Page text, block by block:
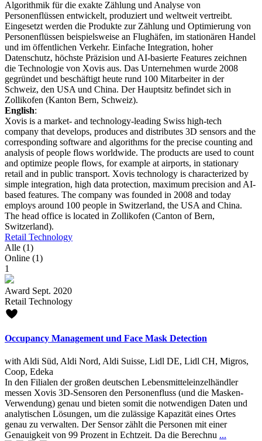
Algorithmik für die exakte Zählung und Analyse von
Personenflüssen entwickelt, produziert und weltweit vertreibt.
Eingesetzt werden die Produkte zur Zählung und Optimierung von
Personenflüssen beispielsweise an Flughäfen, im stationären Handel
und im öffentlichen Verkehr. Einfache Integration, hoher
Datenschutz, höchste Präzision und AI-basierte Features zeichnen
die Technologie von Xovis aus. Das Unternehmen wurde 2008
gegründet und beschäftigt heute rund 100 Mitarbeiter in der
Schweiz, den USA und China. Der Hauptsitz befindet sich in
Zollikofen (Kanton Bern, Schweiz).
English:
Xovis is a market- and technology-leading Swiss high-tech
company that develops, produces and distributes 3D sensors and the
corresponding software and algorithms for the precise counting and
analysis of people flows worldwide. The products are used to count
and optimize people flows, for example at airports, in stationary
retail and in public transport. Xovis technology is characterized by
simple integration, high data protection, maximum precision and AI-
based features. The company was founded in 2008 and today
employs around 100 people in Switzerland, the USA and China.
The head office is located in Zollikofen (Canton of Bern,
Switzerland).
Retail Technology
Alle (1)
Online (1)
1
Award Sept. 2020
Retail Technology
Occupancy Management und Face Mask Detection
with Aldi Süd, Aldi Nord, Aldi Suisse, Lidl DE, Lidl CH, Migros,
Coop, Edeka
In den Filialen der großen deutschen Lebensmitteleinzelhändler
messen Xovis 3D-Sensoren den Personenfluss (und die Masken-
Verwendung) genau und bieten somit die notwendigen Daten und
analytischen Lösungen, um die zulässige Kapazität eines Ortes
genau zu verwalten. Der Sensor zählt die Personen mit einer
Genauigkeit von 99 Prozent in Echtzeit. Da die Berechnu ...